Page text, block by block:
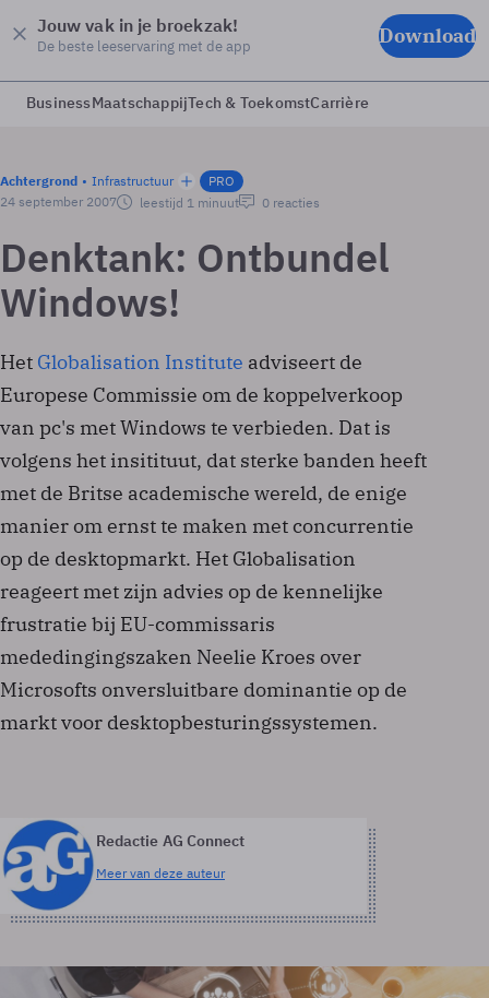
Jouw vak in je broekzak!
De beste leeservaring met de app Download
BusinessMaatschappijTech & ToekomstCarrière
Achtergrond Infrastructuur
PRO
24 september 2007
leestijd 1 minuut 0 reacties
Denktank: Ontbundel
Windows!
Het Globalisation Institute adviseert de
Europese Commissie om de koppelverkoop
van pc's met Windows te verbieden. Dat is
volgens het insitituut, dat sterke banden heeft
met de Britse academische wereld, de enige
manier om ernst te maken met concurrentie
op de desktopmarkt. Het Globalisation
reageert met zijn advies op de kennelijke
frustratie bij EU-commissaris
mededingingszaken Neelie Kroes over
Microsofts onversluitbare dominantie op de
markt voor desktopbesturingssystemen.
Redactie AG Connect
Meer van deze auteur